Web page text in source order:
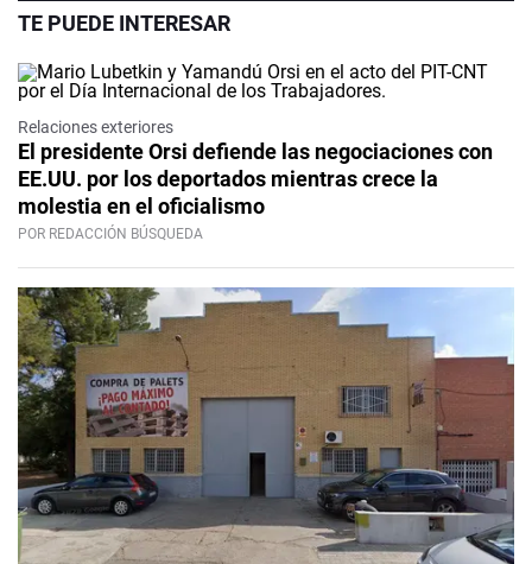
TE PUEDE INTERESAR
Relaciones exteriores
El presidente Orsi defiende las negociaciones con
EE.UU. por los deportados mientras crece la
molestia en el oficialismo
POR REDACCIÓN BÚSQUEDA